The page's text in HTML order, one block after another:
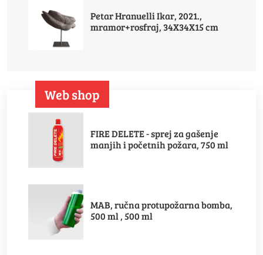
Petar Hranuelli Ikar, 2021.,
mramor+rosfraj, 34X34X15 cm
Web shop
FIRE DELETE - sprej za gašenje
manjih i početnih požara, 750 ml
MAB, ručna protupožarna bomba,
500 ml , 500 ml